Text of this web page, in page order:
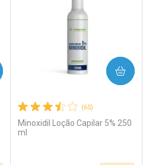
(65)
Minoxidil Loção Capilar 5% 250
ml
COMPRAR